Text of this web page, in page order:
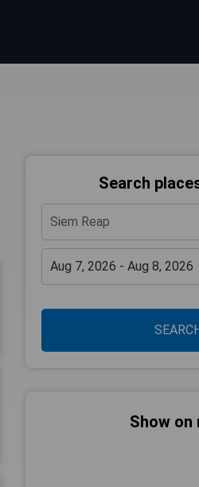
Search
Show on